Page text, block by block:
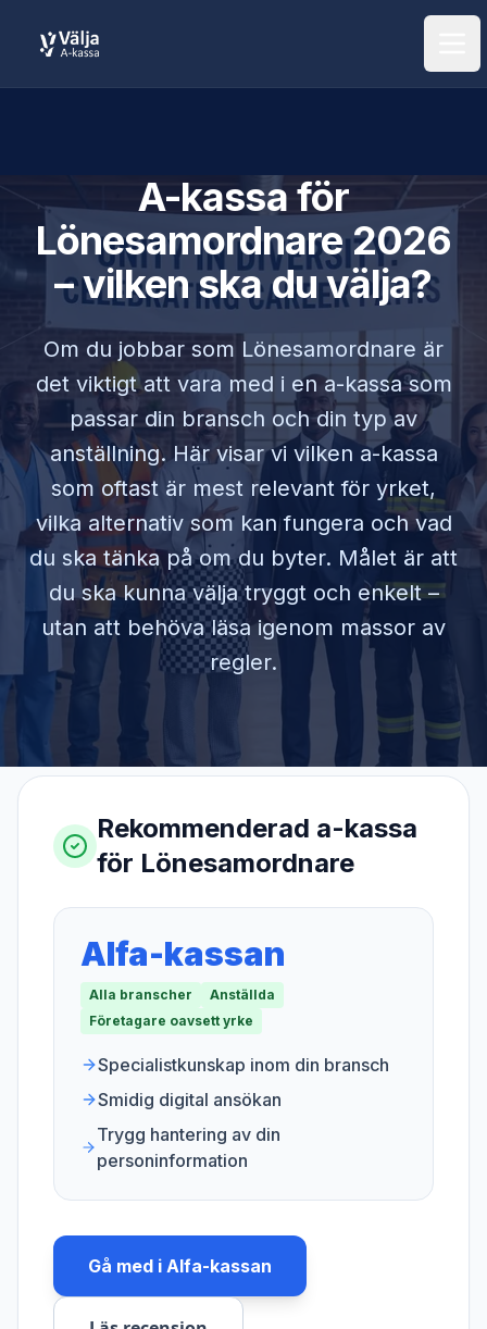
A-kassa för
Lönesamordnare2026
– vilken ska du välja?
Om du jobbar som Lönesamordnare är
det viktigt att vara med i en a-kassa som
passar din bransch och din typ av
anställning. Här visar vi vilken a-kassa
som oftast är mest relevant för yrket,
vilka alternativ som kan fungera och vad
du ska tänka på om du byter. Målet är att
du ska kunna välja tryggt och enkelt –
utan att behöva läsa igenom massor av
regler.
Rekommenderad a-kassa
för Lönesamordnare
Alfa-kassan
Alla branscher
Anställda
Företagare oavsett yrke
Specialistkunskap inom din bransch
Smidig digital ansökan
Trygg hantering av din
personinformation
Gå med i Alfa-kassan